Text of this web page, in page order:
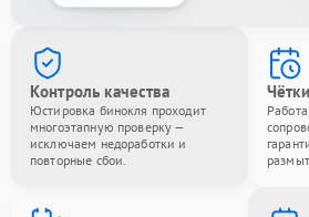
Контроль качества
Юстировка бинокля проходит
многоэтапную проверку —
исключаем недоработки и
повторные сбои.